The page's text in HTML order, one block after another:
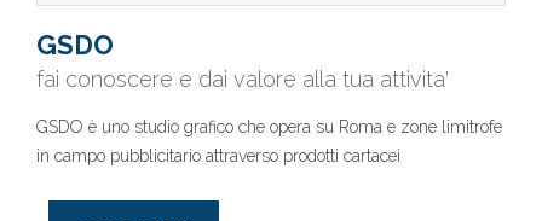
GSDO
fai conoscere e dai valore alla tua attivita'
GSDO è uno studio grafico che opera su Roma e zone limitrofe
in campo pubblicitario attraverso prodotti cartacei